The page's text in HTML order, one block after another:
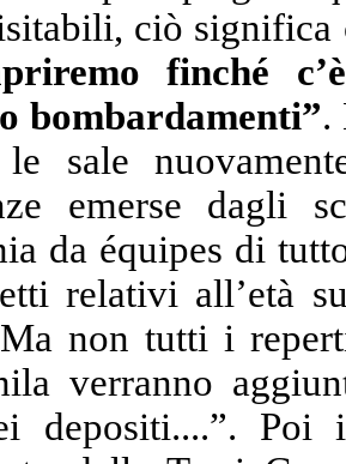
ciò significa
finché
bombardamenti”.
sale
emerse dagli
da équipes di
relativi all’età
non tutti i
verranno
depositi....”.